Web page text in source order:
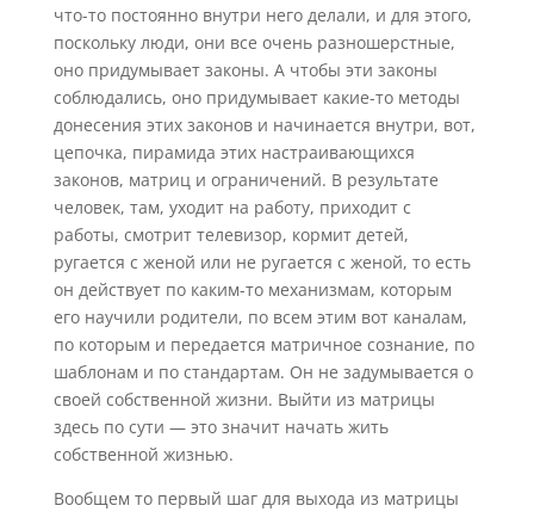
что-то постоянно внутри него делали, и для этого,
поскольку люди, они все очень разношерстные,
оно придумывает законы. А чтобы эти законы
соблюдались, оно придумывает какие-то методы
донесения этих законов и начинается внутри, вот,
цепочка, пирамида этих настраивающихся
законов, матриц и ограничений. В результате
человек, там, уходит на работу, приходит с
работы, смотрит телевизор, кормит детей,
ругается с женой или не ругается с женой, то есть
он действует по каким-то механизмам, которым
его научили родители, по всем этим вот каналам,
по которым и передается матричное сознание, по
шаблонам и по стандартам. Он не задумывается о
своей собственной жизни. Выйти из матрицы
здесь по сути — это значит начать жить
собственной жизнью.
Вообщем то первый шаг для выхода из матрицы